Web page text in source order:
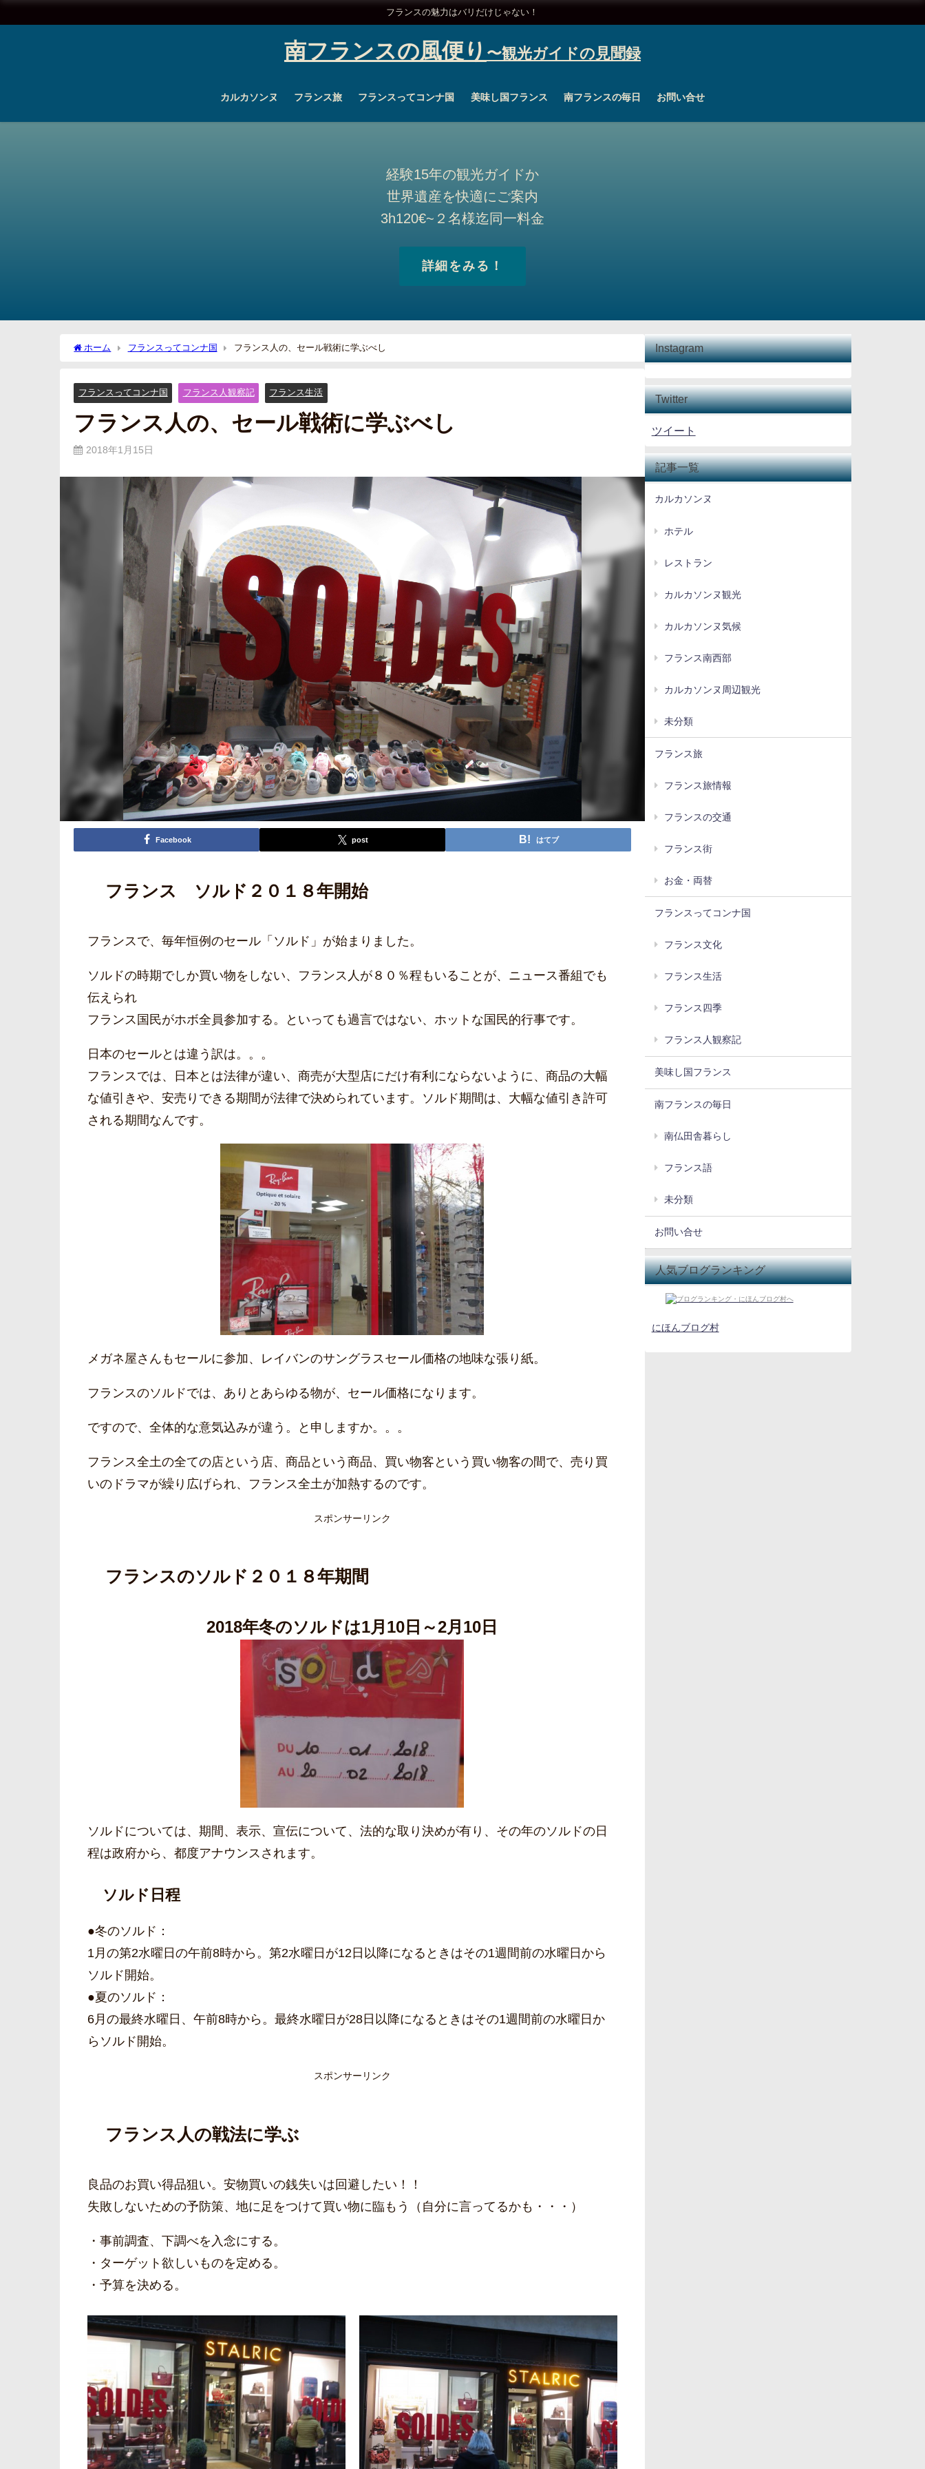
フランスの魅力はバリだけじゃない！
南フランスの風便り
カルカソンヌ フランス旅 フランスってコンナ国 美味し国フランス 南フランスの毎日 お問い合せ
経験15年の観光ガイドか
世界遺産を快適にご案内
3h120€~２名様迄同一料金
詳細をみる！
ホーム フランスってコンナ国 フランス人の、セール戦術に学ぶべし
フランスってコンナ国 フランス人観察記 フランス生活
フランス人の、セール戦術に学ぶべし
2018年1月15日
Facebook post はてブ
フランス ソルド２０１８年開始
フランスで、毎年恒例のセール「ソルド」が始まりました。
ソルドの時期でしか買い物をしない、フランス人が８０％程もいることが、ニュース番組でも
伝えられ
フランス国民がホボ全員参加する。といっても過言ではない、ホットな国民的行事です。
日本のセールとは違う訳は。。。
フランスでは、日本とは法律が違い、商売が大型店にだけ有利にならないように、商品の大幅
な値引きや、安売りできる期間が法律で決められています。ソルド期間は、大幅な値引き許可
される期間なんです。
メガネ屋さんもセールに参加、レイバンのサングラスセール価格の地味な張り紙。
フランスのソルドでは、ありとあらゆる物が、セール価格になります。
ですので、全体的な意気込みが違う。と申しますか。。。
フランス全土の全ての店という店、商品という商品、買い物客という買い物客の間で、売り買
いのドラマが繰り広げられ、フランス全土が加熱するのです。
スポンサーリンク
フランスのソルド２０１８年期間
2018年冬のソルドは1月10日～2月10日
ソルドについては、期間、表示、宣伝について、法的な取り決めが有り、その年のソルドの日
程は政府から、都度アナウンスされます。
ソルド日程
●冬のソルド：
1月の第2水曜日の午前8時から。第2水曜日が12日以降になるときはその1週間前の水曜日から
ソルド開始。
●夏のソルド：
6月の最終水曜日、午前8時から。最終水曜日が28日以降になるときはその1週間前の水曜日か
らソルド開始。
スポンサーリンク
フランス人の戦法に学ぶ
良品のお買い得品狙い。安物買いの銭失いは回避したい！！
失敗しないための予防策、地に足をつけて買い物に臨もう（自分に言ってるかも・・・）
・事前調査、下調べを入念にする。
・ターゲット欲しいものを定める。
・予算を決める。
Instagram
Twitter
ツイート
記事一覧
カルカソンヌ
ホテル
レストラン
カルカソンヌ観光
カルカソンヌ気候
フランス南西部
カルカソンヌ周辺観光
未分類
フランス旅
フランス旅情報
フランスの交通
フランス街
お金・両替
フランスってコンナ国
フランス文化
フランス生活
フランス四季
フランス人観察記
美味し国フランス
南フランスの毎日
南仏田舎暮らし
フランス語
未分類
お問い合せ
人気ブログランキング
にほんブログ村